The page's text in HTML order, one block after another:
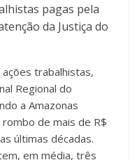
pagas pela
da Justiça do
trabalhistas,
Regional do
a Amazonas
de mais de R$
últimas décadas.
em média, três